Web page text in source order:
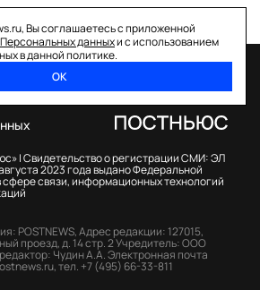
Вы соглашаетесь с приложенной
данныхи с использованием
в данной политике.
ОК
|Свидетельство о регистрации СМИ: ЭЛ
2023 года выдано Федеральной
сфере связи, информационных технологий
POSTNEWS,Адрес редакции: 127015,
проезд, д. 14 стр. 2Учредитель: ООО
Чудин А.А.Электронная почта
,тел. +7 (495) 66-33-811